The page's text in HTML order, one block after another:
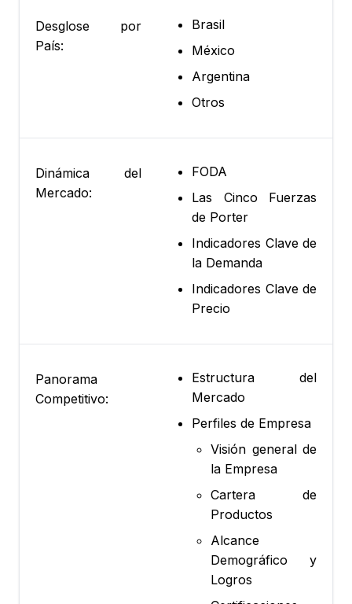
Desglose por
País:
Brasil
México
Argentina
Otros
Dinámica del
Mercado:
FODA
Las Cinco Fuerzas
de Porter
Indicadores Clave de
la Demanda
Indicadores Clave de
Precio
Panorama
Competitivo:
Estructura del
Mercado
Perfiles de Empresa
Visión general de
la Empresa
Cartera de
Productos
Alcance
Demográfico y
Logros